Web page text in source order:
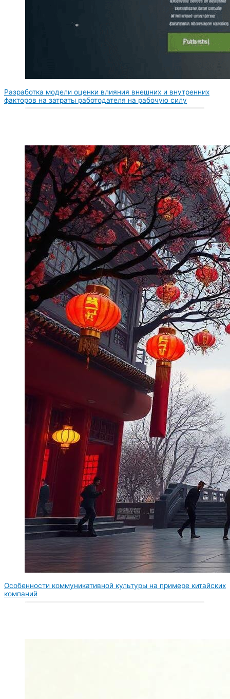
Разработка модели оценки влияния внешних и внутренних
факторов на затраты работодателя на рабочую силу
Особенности коммуникативной культуры на примере китайских
компаний